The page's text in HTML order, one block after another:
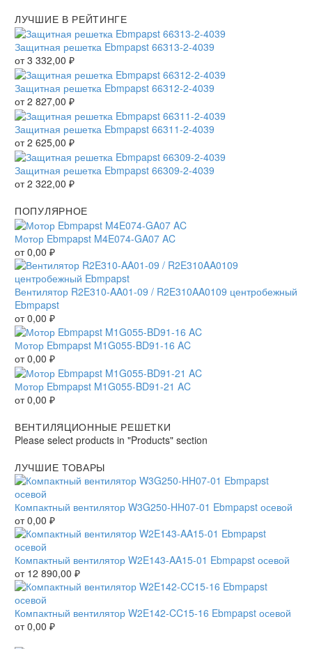
ЛУЧШИЕ В РЕЙТИНГЕ
Защитная решетка Ebmpapst 66313-2-4039
от3 332,00 ₽
Защитная решетка Ebmpapst 66312-2-4039
от2 827,00 ₽
Защитная решетка Ebmpapst 66311-2-4039
от2 625,00 ₽
Защитная решетка Ebmpapst 66309-2-4039
от2 322,00 ₽
ПОПУЛЯРНОЕ
Мотор Ebmpapst M4E074-GA07 AC
от0,00 ₽
Вентилятор R2E310-AA01-09 / R2E310AA0109 центробежный
Ebmpapst
от0,00 ₽
Мотор Ebmpapst M1G055-BD91-16 AC
от0,00 ₽
Мотор Ebmpapst M1G055-BD91-21 AC
от0,00 ₽
ВЕНТИЛЯЦИОННЫЕ РЕШЕТКИ
Please select products in "Products" section
ЛУЧШИЕ ТОВАРЫ
Компактный вентилятор W3G250-HH07-01 Ebmpapst осевой
от0,00 ₽
Компактный вентилятор W2E143-AA15-01 Ebmpapst осевой
от 12 890,00 ₽
Компактный вентилятор W2E142-CC15-16 Ebmpapst осевой
от0,00 ₽